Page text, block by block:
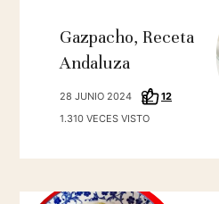
Gazpacho, Receta
Andaluza
28 JUNIO 2024
12
1.310 VECES VISTO